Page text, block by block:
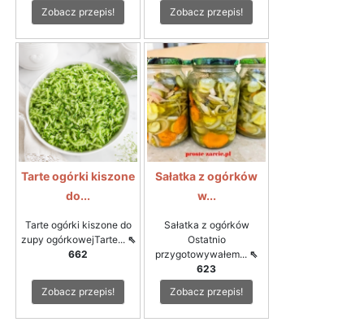
Zobacz przepis! Zobacz przepis!
Tarte ogórki kiszone
do...
Tarte ogórki kiszone do
zupy ogórkowejTarte... ⇖
662
Zobacz przepis!
Sałatka z ogórków
w...
Sałatka z ogórków
Ostatnio
przygotowywałem... ⇖
623
Zobacz przepis!